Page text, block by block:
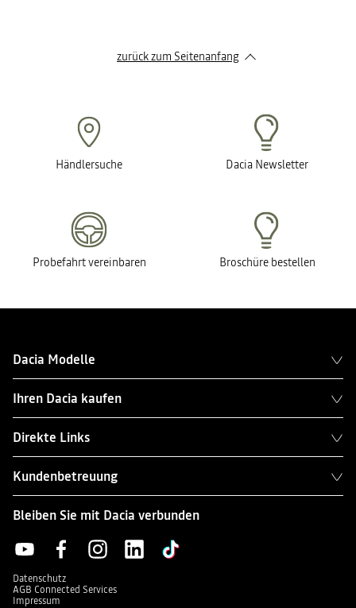
zurück zum Seitenanfang
Händlersuche Dacia Newsletter
Probefahrt vereinbaren Broschüre bestellen
Dacia Modelle
Ihren Dacia kaufen
Direkte Links
Kundenbetreuung
Bleiben Sie mit Dacia verbunden
Datenschutz
AGB Connected Services
Impressum